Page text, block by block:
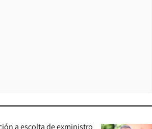
a escolta de exministro